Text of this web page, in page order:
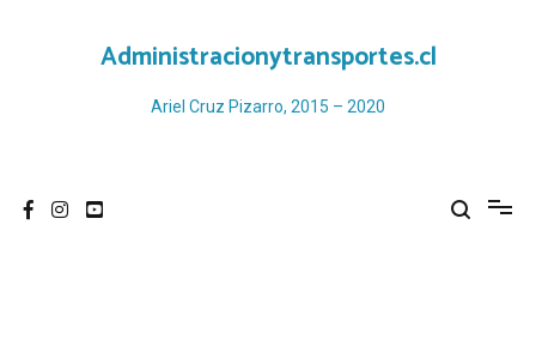
Administracionytransportes.cl
Ariel Cruz Pizarro, 2015 – 2020